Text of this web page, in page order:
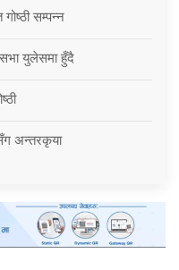
सम्पन्न
युलेसमा हुँदै
अन्तरकृया